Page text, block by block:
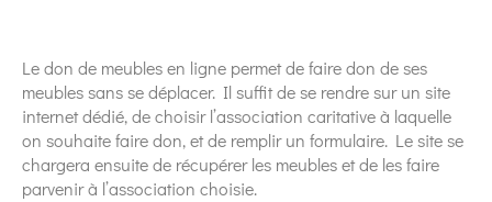
Le don de meubles en ligne permet de faire don de ses
meubles sans se déplacer. Il suffit de se rendre sur un site
internet dédié, de choisir l’association caritative à laquelle
on souhaite faire don, et de remplir un formulaire. Le site se
chargera ensuite de récupérer les meubles et de les faire
parvenir à l’association choisie.